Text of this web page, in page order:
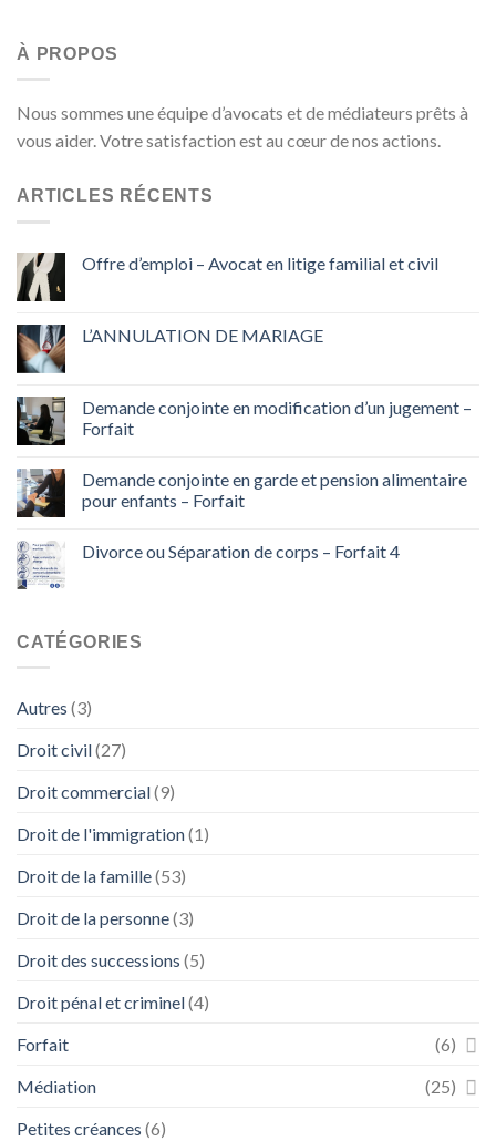
À PROPOS
Nous sommes une équipe d’avocats et de médiateurs prêts à
vous aider. Votre satisfaction est au cœur de nos actions.
ARTICLES RÉCENTS
Offre d’emploi – Avocat en litige familial et civil
L’ANNULATION DE MARIAGE
Demande conjointe en modification d’un jugement –
Forfait
Demande conjointe en garde et pension alimentaire
pour enfants – Forfait
Divorce ou Séparation de corps – Forfait 4
CATÉGORIES
Autres (3)
Droit civil(27)
Droit commercial(9)
Droit de l'immigration(1)
Droit de la famille(53)
Droit de la personne(3)
Droit des successions (5)
Droit pénal et criminel(4)
Forfait
(6)
Médiation
(25)
Petites créances (6)